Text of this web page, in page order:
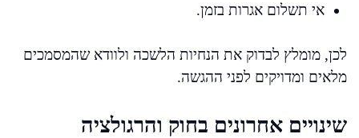
אי תשלום אגרות בזמן.
לכן, מומלץ לבדוק את הנחיות הלשכה ולוודא שהמסמכים
מלאים ומדויקים לפני ההגשה.
שינויים אחרונים בחוק והרגולציה